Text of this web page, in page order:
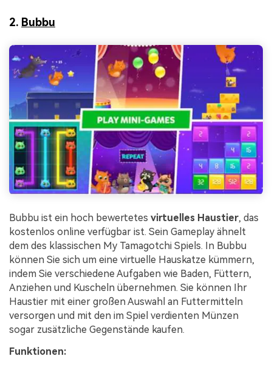
2. Bubbu
Bubbu ist ein hoch bewertetes virtuelles Haustier, das
kostenlos online verfügbar ist. Sein Gameplay ähnelt
dem des klassischen My Tamagotchi Spiels. In Bubbu
können Sie sich um eine virtuelle Hauskatze kümmern,
indem Sie verschiedene Aufgaben wie Baden, Füttern,
Anziehen und Kuscheln übernehmen. Sie können Ihr
Haustier mit einer großen Auswahl an Futtermitteln
versorgen und mit den im Spiel verdienten Münzen
sogar zusätzliche Gegenstände kaufen.
Funktionen: